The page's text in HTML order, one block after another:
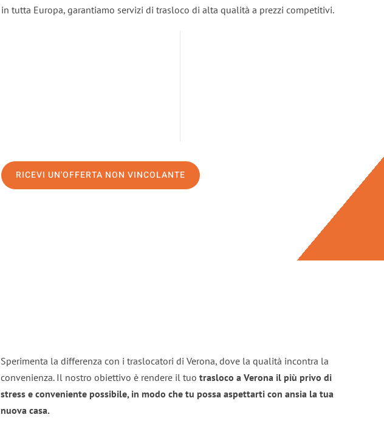
in tutta Europa, garantiamo servizi di trasloco di alta qualità a prezzi competitivi.
RICEVI UN'OFFERTA NON VINCOLANTE
Sperimenta la differenza con i traslocatori di Verona, dove la qualità incontra la
convenienza. Il nostro obiettivo è rendere il tuo trasloco a Verona il più privo di
stress e conveniente possibile, in modo che tu possa aspettarti con ansia la tua
nuova casa.